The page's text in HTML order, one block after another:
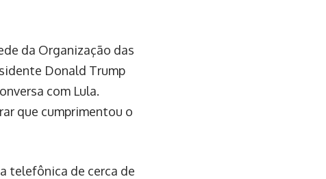
da Organização das
Donald Trump
com Lula.
que cumprimentou o
telefônica de cerca de